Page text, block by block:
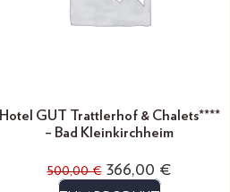
Hotel GUT Trattlerhof & Chalets****
– Bad Kleinkirchheim
500,00€ 366,00 €